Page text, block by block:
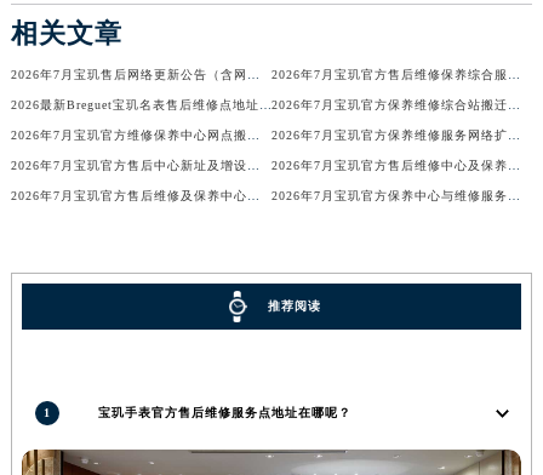
广西壮族自治区百色市右江区中山二路宝玑售后服务中心（需提前预约）
广西壮族自治区崇左市江州区石景林街道友谊大道与丽川路交汇处宝玑售后服务中心（需提前预约）
广西壮族自治区防城港市港口区金花茶大道宝玑售后服务中心（需提前预约）
广西壮族自治区贵港市港北区港城街道布山大道与仙衣路交叉口宝玑售后服务中心（需提前预约）
海南省儋州市儋州市那大镇兰洋北路宝玑售后服务中心（需提前预约）
相关文章
2026年7月宝玑售后网络更新公告（含网点迁址及新开） 2026年7月宝玑官方售后维修保养综合服务网络最终完整发布确认
2026最新Breguet宝玑名表售后维修点地址考察报告 2026年7月宝玑官方保养维修综合站搬迁及新增服务点补充确认终稿
2026年7月宝玑官方维修保养中心网点搬迁及新增补充信息手册 2026年7月宝玑官方保养维修服务网络扩容公告（迁址+新开）
2026年7月宝玑官方售后中心新址及增设站点速览 2026年7月宝玑官方售后维修中心及保养中心最新调整公告
2026年7月宝玑官方售后维修及保养中心网点最终更新汇总确认稿 2026年7月宝玑官方保养中心与维修服务中心迁址及新开补充完整指南发布
推荐阅读
1 宝玑手表官方售后维修服务点地址在哪呢？